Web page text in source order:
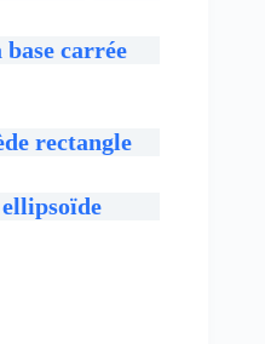
carrée
rectangle